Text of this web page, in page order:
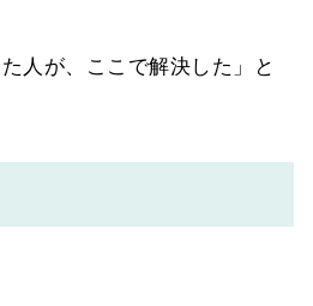
人が、ここで解決した」と